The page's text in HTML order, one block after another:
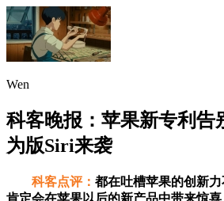
Wen
科客晚报：苹果新专利告
为版Siri来袭
科客点评： 都在吐槽苹果的创新
肯定会在苹果以后的新产品中带来惊